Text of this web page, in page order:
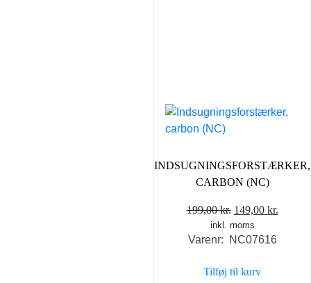
INDSUGNINGSFORSTÆRKER,
CARBON (NC)
199,00kr. Den
oprindelige
pris
199,00 kr..
149,00 kr.
inkl. moms
Varenr: NC07616
Tilføj til kurv